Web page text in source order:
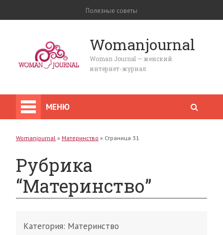
Полезные советы
Womanjournal
Woman Journal — женский
интернет-журнал
МЕНЮ
Womanjournal » Материнство » Страница 31
Рубрика
“Материнство”
Категория: Материнство